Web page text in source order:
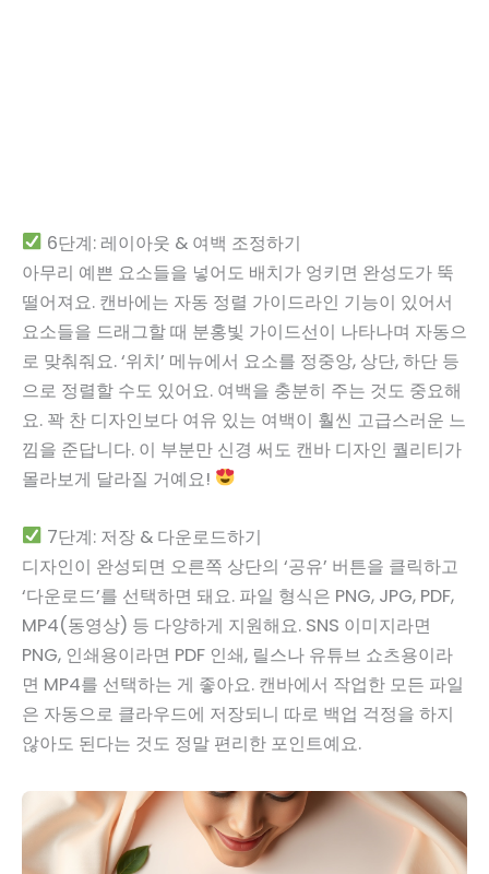
6단계: 레이아웃 & 여백 조정하기
아무리 예쁜 요소들을 넣어도 배치가 엉키면 완성도가 뚝
떨어져요. 캔바에는 자동 정렬 가이드라인 기능이 있어서
요소들을 드래그할 때 분홍빛 가이드선이 나타나며 자동으
로 맞춰줘요. ‘위치’ 메뉴에서 요소를 정중앙, 상단, 하단 등
으로 정렬할 수도 있어요. 여백을 충분히 주는 것도 중요해
요. 꽉 찬 디자인보다 여유 있는 여백이 훨씬 고급스러운 느
낌을 준답니다. 이 부분만 신경 써도 캔바 디자인 퀄리티가
몰라보게 달라질 거예요!
7단계: 저장 & 다운로드하기
디자인이 완성되면 오른쪽 상단의 ‘공유’ 버튼을 클릭하고
‘다운로드’를 선택하면 돼요. 파일 형식은 PNG, JPG, PDF,
MP4(동영상) 등 다양하게 지원해요. SNS 이미지라면
PNG, 인쇄용이라면 PDF 인쇄, 릴스나 유튜브 쇼츠용이라
면 MP4를 선택하는 게 좋아요. 캔바에서 작업한 모든 파일
은 자동으로 클라우드에 저장되니 따로 백업 걱정을 하지
않아도 된다는 것도 정말 편리한 포인트예요.